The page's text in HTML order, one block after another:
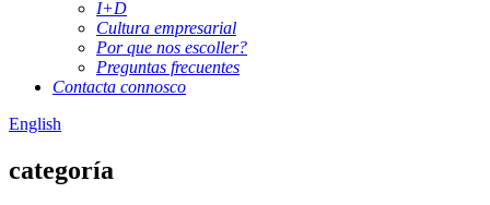
I+D
Cultura empresarial
Por que nos escoller?
Preguntas frecuentes
Contacta connosco
English
categoría